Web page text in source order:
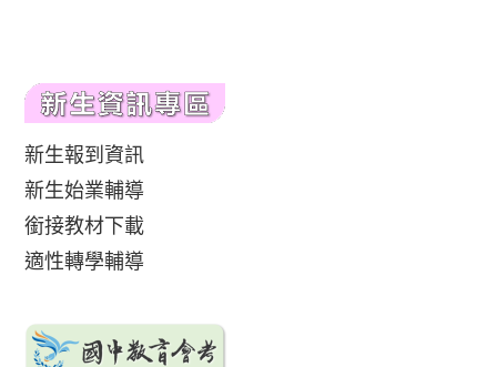
新生報到資訊
新生始業輔導
銜接教材下載
適性轉學輔導